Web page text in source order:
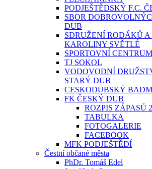
PODJEŠTĚDSKÝ F.C.
SBOR
DUB
SDRUŽENÍ RODÁKŮ A
KAROLINY SVĚTLÉ
SPORTOVNÍ
TJ SOKOL
VODOVODNÍ
STARÝ DUB
CESKODUBSKÝ
FK ČESKÝ DUB
ROZPIS ZÁPASŮ
TABULKA
FOTOGALERIE
FACEBOOK
MFK PODJEŠTĚDÍ
Čestní občané města
PhDr. Tomáš Edel